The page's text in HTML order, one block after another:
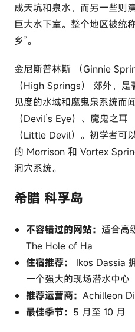
成天坑和泉水，而另一些则
巨大水下室。整个地区被统
乡”。
金尼斯普林斯 （Ginnie
（High Springs） 郊外，
见度的水域和魔鬼泉系统而
（Devil’s Eye）、魔鬼之
（Little Devil）。初学者可
的 Morrison 和 Vortex
洞穴系统。
希腊 科孚岛
不容错过的网站： 适合高
The Hole of Ha
住宿推荐：
Ikos Dassia
一个强大的现场潜水中心
推荐运营商： Achilleon
最佳季节： 5 月至 10 月